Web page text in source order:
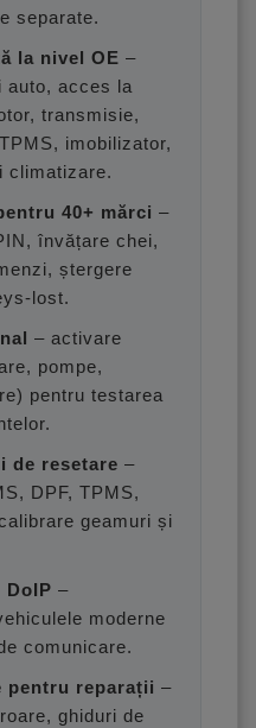
separate.
la nivel OE –
auto, acces la
transmisie,
imobilizator,
climatizare.
40+ mărci –
învățare chei,
ștergere
lost.
– activare
pompe,
pentru testarea
de resetare –
DPF, TPMS,
geamuri și
DoIP –
moderne
comunicare.
pentru reparații –
ghiduri de